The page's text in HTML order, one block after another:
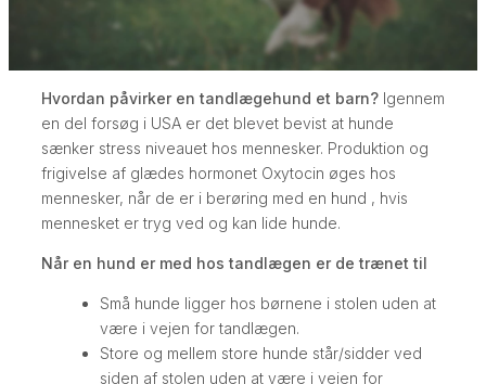
Hvordan påvirker en tandlægehund et barn? Igennem
en del forsøg i USA er det blevet bevist at hunde
sænker stress niveauet hos mennesker. Produktion og
frigivelse af glædes hormonet Oxytocin øges hos
mennesker, når de er i berøring med en hund , hvis
mennesket er tryg ved og kan lide hunde.
Når en hund er med hos tandlægen er de trænet til
Små hunde ligger hos børnene i stolen uden at
være i vejen for tandlægen.
Store og mellem store hunde står/sidder ved
siden af stolen uden at være i vejen for